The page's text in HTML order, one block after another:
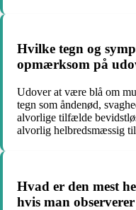
Hvilke tegn og
opmærksom på
Udover at være blå om
tegn som åndenød,
alvorlige tilfælde
alvorlig helbredsmæssig
Hvad er den mest
hvis man